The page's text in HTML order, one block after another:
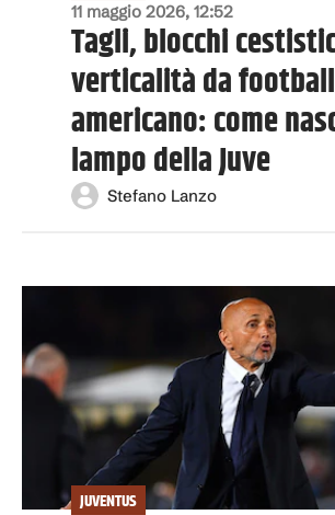
11 maggio 2026, 12:52
Tagli, blocchi
verticalità da football
americano: come
lampo della Juve
Stefano Lanzo
JUVENTUS